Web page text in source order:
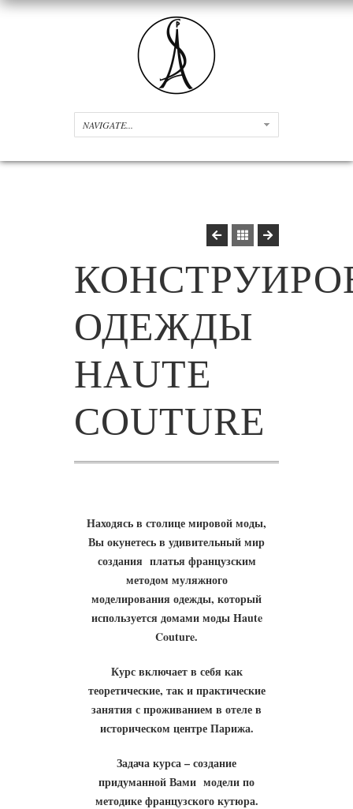
ОДЕЖДЫ
HAUTE
COUTURE
Находясь в столице мировой моды,
Вы окунетесь в удивительный мир
создания платья французским
методом муляжного
моделирования одежды, который
используется домами моды Haute
Couture.
Курс включает в себя как
теоретические, так и практические
занятия с проживанием в отеле в
историческом центре Парижа.
Задача курса – создание
придуманной Вами модели по
методике французского кутюра.